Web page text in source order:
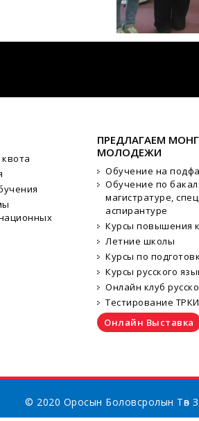
ПРЕДЛАГАЕМ
МОЛОДЕЖИ
Обучение на
Обучение по
магистратуре,
аспирантуре
Курсы повышения
Летние школы
Курсы по
Курсы русского
Онлайн клуб
Тестирование ТРКИ
Онлайн Выставка
© 2020 Оросын Боловсролын Төв